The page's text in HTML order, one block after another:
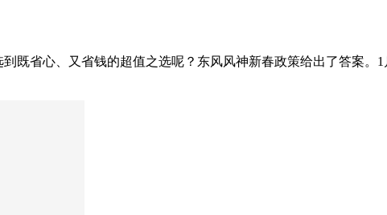
既省心、又省钱的超值之选呢？东风风神新春政策给出了答案。